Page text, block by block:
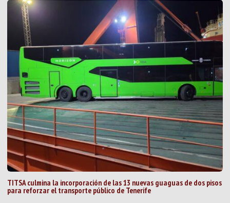
TITSA culmina la incorporación de las 13 nuevas guaguas de dos pisos
para reforzar el transporte público de Tenerife